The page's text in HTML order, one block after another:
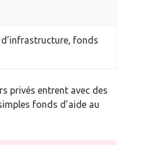
fonds
privés entrent avec des
fonds d’aide au